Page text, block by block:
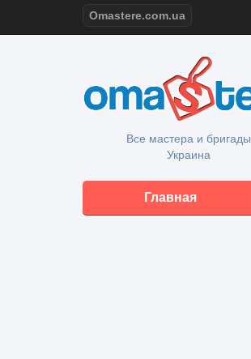
Omastere.com.ua
Все мастера и бригады
Украина
Главная